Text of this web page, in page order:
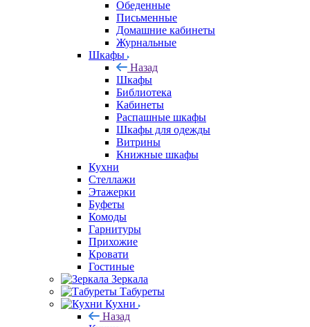
Обеденные
Письменные
Домашние кабинеты
Журнальные
Шкафы
Назад
Шкафы
Библиотека
Кабинеты
Распашные шкафы
Шкафы для одежды
Витрины
Книжные шкафы
Кухни
Стеллажи
Этажерки
Буфеты
Комоды
Гарнитуры
Прихожие
Кровати
Гостиные
Зеркала
Табуреты
Кухни
Назад